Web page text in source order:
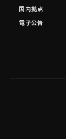
国内拠点
電子公告